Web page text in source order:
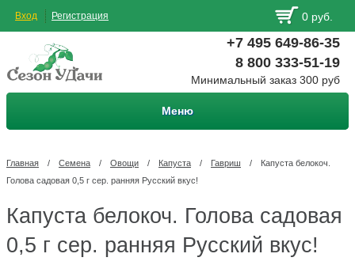
Вход Регистрация 0 руб.
+7 495 649-86-35
8 800 333-51-19
Минимальный заказ 300 руб
Меню
Главная / Семена / Овощи / Капуста / Гавриш /
Капуста белокоч.
Голова садовая 0,5 г сер. ранняя Русский вкус!
Капуста белокоч. Голова садовая
0,5 г сер. ранняя Русский вкус!